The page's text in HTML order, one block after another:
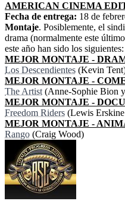
AMERICAN CINEMA
Fecha de entrega: 18 de
Montaje. Posiblemente, el
drama (normalmente este
este año han sido los siguientes:
MEJOR MONTAJE -
Los Descendientes (Kevin
MEJOR MONTAJE -
The Artist (Anne-Sophie Bion y
MEJOR MONTAJE -
Freedom Riders (Lewis
MEJOR MONTAJE -
Rango (Craig Wood)